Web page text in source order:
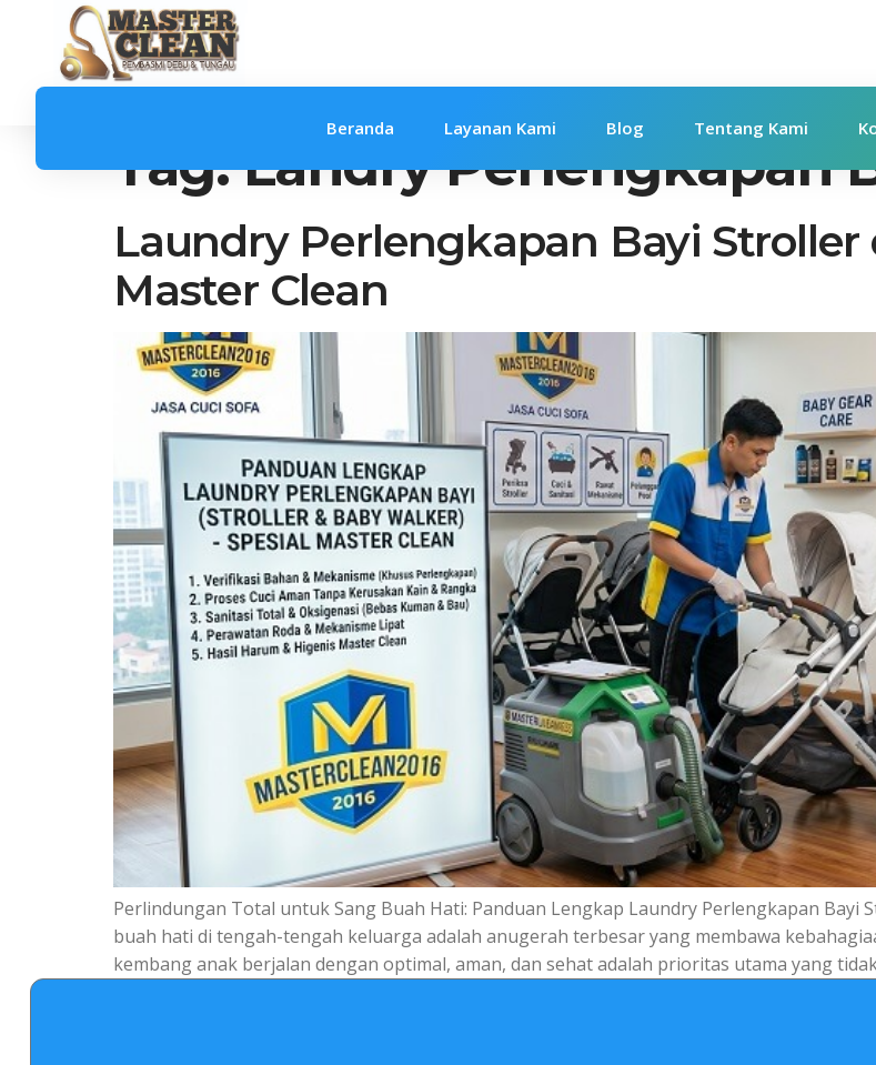
Beranda Layanan Kami Blog Tentang Kami
Tag:Landry Perlengkapan
Laundry Perlengkapan Bayi
Master Clean
Perlindungan Total untuk Sang Buah Hati: Panduan Lengkap Laundry Perlengkapan Bayi
buah hati di tengah-tengah keluarga adalah anugerah terbesar yang membawa
kembang anak berjalan dengan optimal, aman, dan sehat adalah prioritas utama yang